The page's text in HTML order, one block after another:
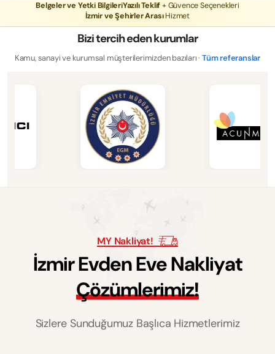
Belgeler ve Yetki BilgileriYazılı Teklif+ Güvence Seçenekleri
İzmir ve Şehirler ArasıHizmet
Bizi tercih eden kurumlar
Kamu, sanayi ve kurumsal müşterilerimizden bazıları ·Tüm referanslar
MY Nakliyat!
İzmirEvdenEveNakliyat
Çözümlerimiz!
Sizlere Sunduğumuz Başlıca Hizmetlerimiz